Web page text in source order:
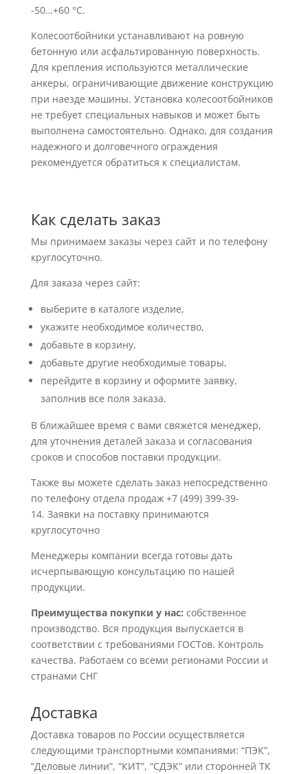
-50…+60 °C.
Колесоотбойники устанавливают на ровную
бетонную или асфальтированную поверхность.
Для крепления используются металлические
анкеры, ограничивающие движение конструкцию
при наезде машины. Установка колесоотбойников
не требует специальных навыков и может быть
выполнена самостоятельно. Однако, для создания
надежного и долговечного ограждения
рекомендуется обратиться к специалистам.
Как сделать заказ
Мы принимаем заказы через сайт и по телефону
круглосуточно.
Для заказа через сайт:
выберите в каталоге изделие,
укажите необходимое количество,
добавьте в корзину,
добавьте другие необходимые товары,
перейдите в корзину и оформите заявку,
заполнив все поля заказа.
В ближайшее время с вами свяжется менеджер,
для уточнения деталей заказа и согласования
сроков и способов поставки продукции.
Также вы можете сделать заказ непосредственно
по телефону отдела продаж +7 (499) 399-39-
14. Заявки на поставку принимаются
круглосуточно
Менеджеры компании всегда готовы дать
исчерпывающую консультацию по нашей
продукции.
Преимущества покупки у нас: собственное
производство. Вся продукция выпускается в
соответствии с требованиями ГОСТов. Контроль
качества. Работаем со всеми регионами России и
странами СНГ
Доставка
Доставка товаров по России осуществляется
следующими транспортными компаниями: “ПЭК”,
“Деловые линии”, “КИТ”, “СДЭК” или сторонней ТК